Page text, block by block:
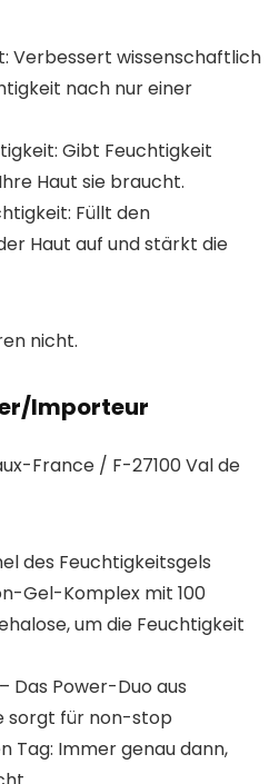
Verbessert wissenschaftlich
nach nur einer
Gibt Feuchtigkeit
Haut sie braucht.
Füllt den
Haut auf und stärkt die
nicht.
Importeur
France / F-27100 Val de
des Feuchtigkeitsgels
Gel-Komplex mit 100
um die Feuchtigkeit
Das Power-Duo aus
sorgt für non-stop
Tag: Immer genau dann,